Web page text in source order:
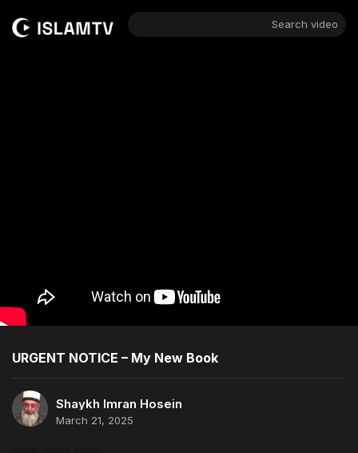
Search video
URGENT NOTICE – My New Book
Shaykh Imran Hosein
March 21, 2025